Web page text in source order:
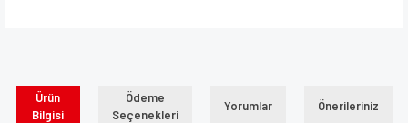
Ürün
Bilgisi
Ödeme
Seçenekleri
Yorumlar Önerileriniz